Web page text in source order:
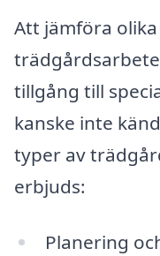
Att jämföra
trädgårdsarbete
tillgång till
kanske inte
typer av
erbjuds:
Planering